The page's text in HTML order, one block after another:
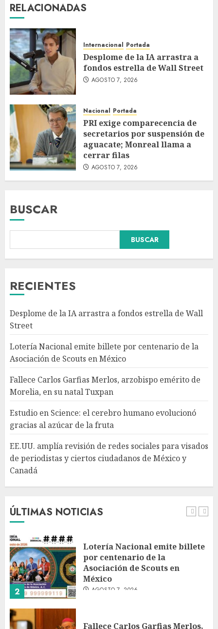
RELACIONADAS
Internacional Portada
Desplome de la IA arrastra a
fondos estrella de Wall Street
AGOSTO 7, 2026
Nacional Portada
PRI exige comparecencia de
secretarios por suspensión de
aguacate; Monreal llama a
cerrar filas
AGOSTO 7, 2026
BUSCAR
BUSCAR
RECIENTES
Desplome de la IA arrastra a fondos estrella de Wall
Street
Lotería Nacional emite billete por centenario de la
Asociación de Scouts en México
Fallece Carlos Garfias Merlos, arzobispo emérito de
Morelia, en su natal Tuxpan
Estudio en Science: el cerebro humano evolucionó
gracias al azúcar de la fruta
EE.UU. amplía revisión de redes sociales para visados
de periodistas y ciertos ciudadanos de México y
Canadá
ÚLTIMAS NOTICIAS
3
Fallece Carlos Garfias Merlos,
arzobispo emérito de Morelia,
4
humano evolucionó gracias al
azúcar de la fruta
AGOSTO 7, 2026
EE.UU. amplía revisión de
periodistas y ciertos
ciudadanos de México y
Canadá
AGOSTO 7, 2026
1
fondos estrella de Wall Street
2
Lotería Nacional emite billete
por centenario de la
Asociación de Scouts en
México
AGOSTO 7, 2026
Fallece Carlos Garfias Merlos,